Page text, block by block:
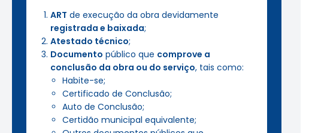
ART de execução da obra devidamente
registrada e baixada;
Atestado técnico;
Documento público que comprove a
conclusão da obra ou do serviço, tais como:
Habite-se;
Certificado de Conclusão;
Auto de Conclusão;
Certidão municipal equivalente;